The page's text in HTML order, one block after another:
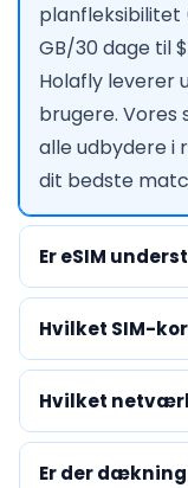
planfleksibilitet
GB/30 dage til
Holafly leverer
brugere.
alle udbydere i
dit bedste
Er eSIM
Hvilket SIM-
Hvilket
Er der